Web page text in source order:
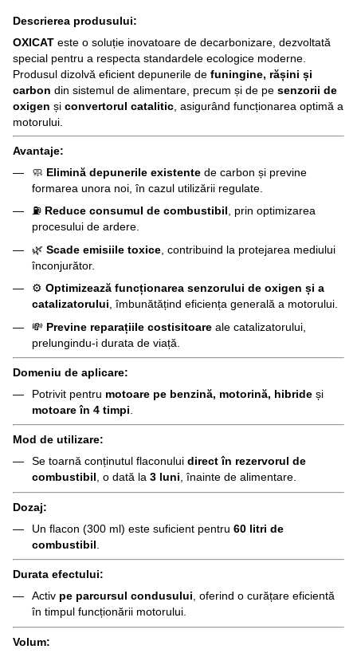
Descrierea produsului:
OXICAT este o soluție inovatoare de decarbonizare, dezvoltată
special pentru a respecta standardele ecologice moderne.
Produsul dizolvă eficient depunerile de funingine, rășini și
carbon din sistemul de alimentare, precum și de pe senzorii de
oxigen și convertorul catalitic , asigurând funcționarea optimă a
motorului.
Avantaje:
🧼 Elimină depunerile existente de carbon și previne
formarea unora noi, în cazul utilizării regulate.
⛽ Reduce consumul de combustibil, prin optimizarea
procesului de ardere.
🌿 Scade emisiile toxice , contribuind la protejarea mediului
înconjurător.
⚙️ Optimizează funcționarea senzorului de oxigen și a
catalizatorului , îmbunătățind eficiența generală a motorului.
💸 Previne reparațiile costisitoare ale catalizatorului,
prelungindu-i durata de viață.
Domeniu de aplicare:
Potrivit pentru motoare pe benzină, motorină, hibride și
motoare în 4 timpi
Mod de utilizare:
Se toarnă conținutul flaconului direct în rezervorul de
combustibil, o dată la 3 luni, înainte de alimentare.
Dozaj:
Un flacon (300 ml) este suficient pentru 60 litri de
combustibil
Durata efectului:
Activ pe parcursul condusului , oferind o curățare eficientă
în timpul funcționării motorului.
Volum: